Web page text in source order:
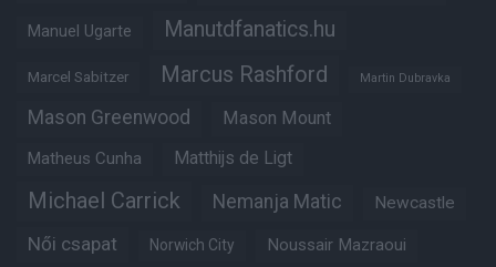
Manuel Ugarte Manutdfanatics.hu
Marcel Sabitzer Marcus Rashford Martin Dubravka
Mason Greenwood Mason Mount
Matheus Cunha Matthijs de Ligt
Michael Carrick Nemanja Matic Newcastle
Női csapat Norwich City Noussair Mazraoui